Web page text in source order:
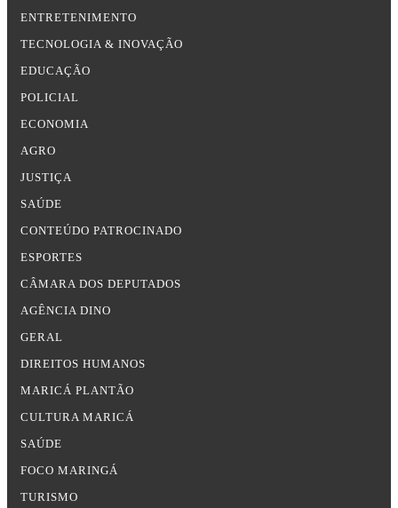
ENTRETENIMENTO
TECNOLOGIA & INOVAÇÃO
EDUCAÇÃO
POLICIAL
ECONOMIA
AGRO
JUSTIÇA
SAÚDE
CONTEÚDO PATROCINADO
ESPORTES
CÂMARA DOS DEPUTADOS
AGÊNCIA DINO
GERAL
DIREITOS HUMANOS
MARICÁ PLANTÃO
CULTURA MARICÁ
SAÚDE
FOCO MARINGÁ
TURISMO